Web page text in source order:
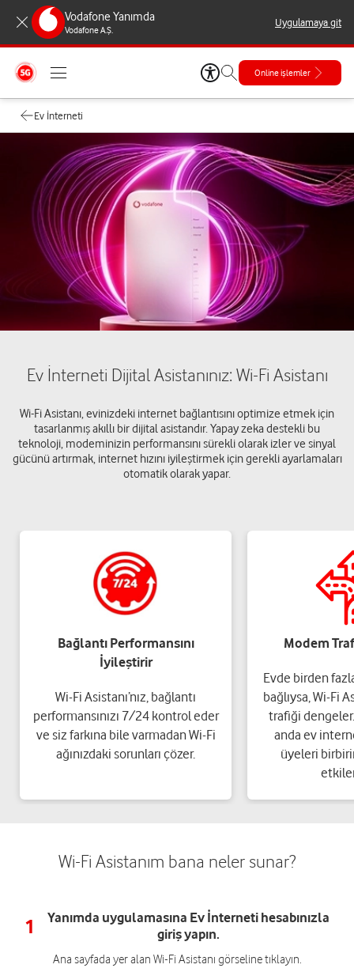
Vodafone Yanımda
Vodafone A.Ş.
Uygulamaya git
Online işlemler
Ev İnterneti
Ev İnterneti Dijital Asistanınız: Wi-Fi Asistanı
Wi-Fi Asistanı, evinizdeki internet bağlantısını optimize etmek için
tasarlanmış akıllı bir dijital asistandır. Yapay zeka destekli bu
teknoloji, modeminizin performansını sürekli olarak izler ve sinyal
gücünü artırmak, internet hızını iyileştirmek için gerekli ayarlamaları
otomatik olarak yapar.
Bağlantı Performansını
İyileştirir
Wi-Fi Asistanı’nız, bağlantı
performansınızı 7/24 kontrol eder
ve siz farkına bile varmadan Wi-Fi
ağınızdaki sorunları çözer.
Modem
Evde birden
bağlıysa, Wi-Fi
trafiği
anda ev
üyeleri
Wi-Fi Asistanım bana neler sunar?
1
Yanımda uygulamasına Ev İnterneti hesabınızla
giriş yapın.
Ana sayfada yer alan Wi-Fi Asistanı görseline tıklayın.